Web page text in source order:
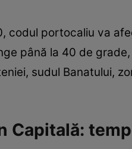
codul portocaliu va
până la 40 de
sudul Banatului,
Capitală: